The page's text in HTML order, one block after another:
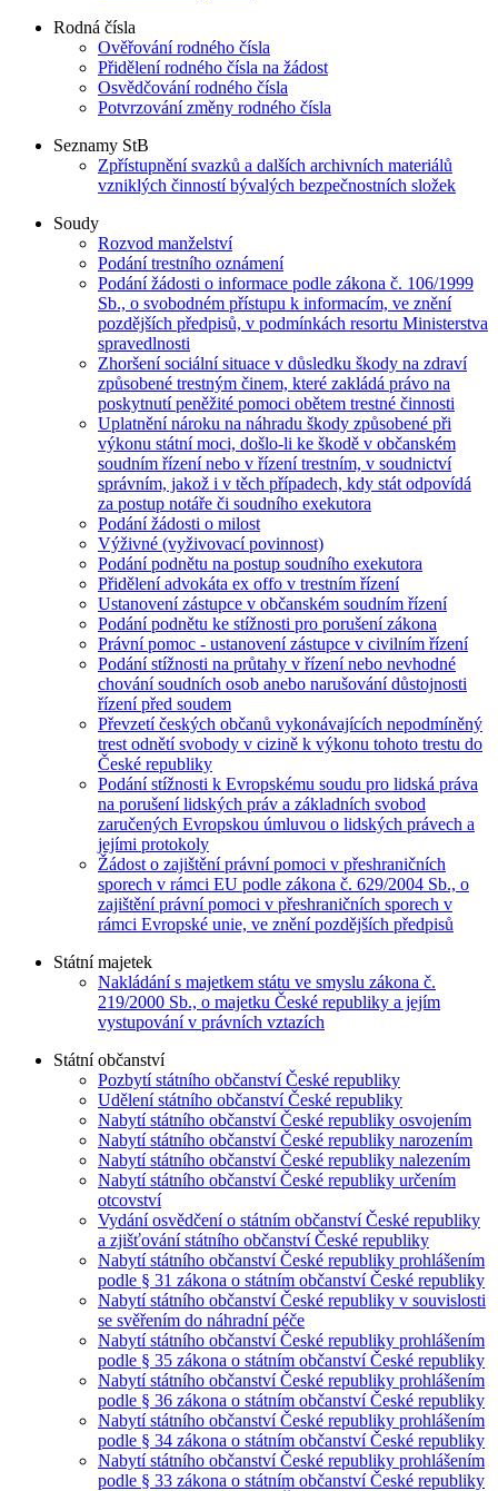
Rodná čísla
Ověřování rodného čísla
Přidělení rodného čísla na žádost
Osvědčování rodného čísla
Potvrzování změny rodného čísla
Seznamy StB
Zpřístupnění svazků a dalších archivních materiálů
vzniklých činností bývalých bezpečnostních složek
Soudy
Rozvod manželství
Podání trestního oznámení
Podání žádosti o informace podle zákona č. 106/1999
Sb., o svobodném přístupu k informacím, ve znění
pozdějších předpisů, v podmínkách resortu Ministerstva
spravedlnosti
Zhoršení sociální situace v důsledku škody na zdraví
způsobené trestným činem, které zakládá právo na
poskytnutí peněžité pomoci obětem trestné činnosti
Uplatnění nároku na náhradu škody způsobené při
výkonu státní moci, došlo-li ke škodě v občanském
soudním řízení nebo v řízení trestním, v soudnictví
správním, jakož i v těch případech, kdy stát odpovídá
za postup notáře či soudního exekutora
Podání žádosti o milost
Výživné (vyživovací povinnost)
Podání podnětu na postup soudního exekutora
Přidělení advokáta ex offo v trestním řízení
Ustanovení zástupce v občanském soudním řízení
Podání podnětu ke stížnosti pro porušení zákona
Právní pomoc - ustanovení zástupce v civilním řízení
Podání stížnosti na průtahy v řízení nebo nevhodné
chování soudních osob anebo narušování důstojnosti
řízení před soudem
Převzetí českých občanů vykonávajících nepodmíněný
trest odnětí svobody v cizině k výkonu tohoto trestu do
České republiky
Podání stížnosti k Evropskému soudu pro lidská práva
na porušení lidských práv a základních svobod
zaručených Evropskou úmluvou o lidských právech a
jejími protokoly
Žádost o zajištění právní pomoci v přeshraničních
sporech v rámci EU podle zákona č. 629/2004 Sb., o
zajištění právní pomoci v přeshraničních sporech v
rámci Evropské unie, ve znění pozdějších předpisů
Státní majetek
Nakládání s majetkem státu ve smyslu zákona č.
219/2000 Sb., o majetku České republiky a jejím
vystupování v právních vztazích
Státní občanství
Pozbytí státního občanství České republiky
Udělení státního občanství České republiky
Nabytí státního občanství České republiky osvojením
Nabytí státního občanství České republiky narozením
Nabytí státního občanství České republiky nalezením
Nabytí státního občanství České republiky určením
otcovství
Vydání osvědčení o státním občanství České republiky
a zjišťování státního občanství České republiky
Nabytí státního občanství České republiky prohlášením
podle § 31 zákona o státním občanství České republiky
Nabytí státního občanství České republiky v souvislosti
se svěřením do náhradní péče
Nabytí státního občanství České republiky prohlášením
podle § 35 zákona o státním občanství České republiky
Nabytí státního občanství České republiky prohlášením
podle § 36 zákona o státním občanství České republiky
Nabytí státního občanství České republiky prohlášením
podle § 34 zákona o státním občanství České republiky
Nabytí státního občanství České republiky prohlášením
podle § 33 zákona o státním občanství České republiky